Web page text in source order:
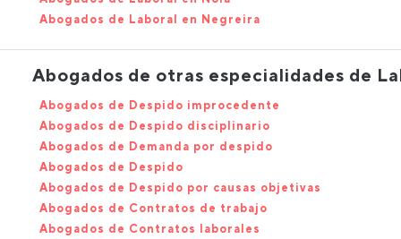
Abogados de Laboral en Negreira
Abogados de otras especialidades de
Abogados de Despido improcedente
Abogados de Despido disciplinario
Abogados de Demanda por despido
Abogados de Despido
Abogados de Despido por causas objetivas
Abogados de Contratos de trabajo
Abogados de Contratos laborales